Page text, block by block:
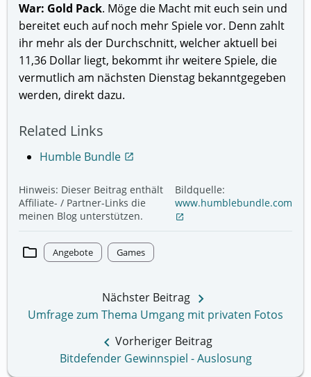
War: Gold Pack. Möge die Macht mit euch sein und
bereitet euch auf noch mehr Spiele vor. Denn zahlt
ihr mehr als der Durchschnitt, welcher aktuell bei
11,36 Dollar liegt, bekommt ihr weitere Spiele, die
vermutlich am nächsten Dienstag bekanntgegeben
werden, direkt dazu.
Related Links
Humble Bundle open_in_new
Hinweis: Dieser Beitrag enthält
Affiliate- / Partner-Links die
meinen Blog unterstützen.
Bildquelle:
www.humblebundle.com
open_in_new
folder Angebote Games
keyboard_arrow_left Vorheriger Beitrag
Bitdefender Gewinnspiel - Auslosung
Nächster Beitrag keyboard_arrow_right
Umfrage zum Thema Umgang mit privaten Fotos